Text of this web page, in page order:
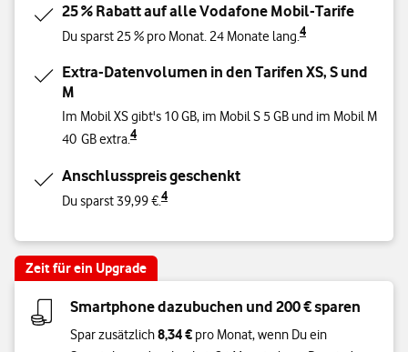
25 % Rabatt auf alle Vodafone Mobil-Tarife
Du sparst 25 % pro Monat. 24 Monate lang.4
Extra-Datenvolumen in den Tarifen XS, S und
M
Im Mobil XS gibt's 10 GB, im Mobil S 5 GB und im Mobil M
40 GB extra.4
Anschlusspreis geschenkt
Du sparst 39,99 €.4
Zeit für ein Upgrade
Smartphone dazubuchen und 200 € sparen
Spar zusätzlich8,34 € pro Monat, wenn Du ein